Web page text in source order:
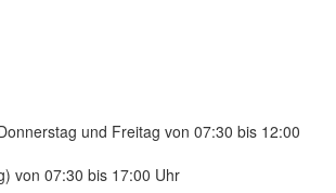
und Freitag von 07:30 bis 12:00
von 07:30 bis 17:00 Uhr